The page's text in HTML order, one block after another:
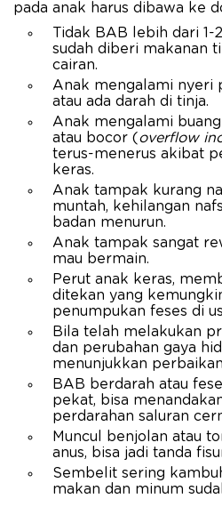
pada anak harus dibawa ke
Tidak BAB lebih dari 1-
sudah diberi makanan
cairan.
Anak mengalami nyeri
atau ada darah di tinja.
Anak mengalami
atau bocor (overflow
terus-menerus akibat
keras.
Anak tampak kurang
muntah, kehilangan
badan menurun.
Anak tampak sangat
mau bermain.
Perut anak keras,
ditekan yang
penumpukan feses di
Bila telah melakukan
dan perubahan gaya
menunjukkan
BAB berdarah atau
pekat, bisa
perdarahan saluran
Muncul benjolan atau
anus, bisa jadi tanda
Sembelit sering
makan dan minum